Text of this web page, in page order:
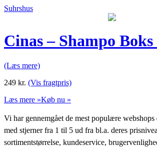
Suhrshus
Cinas – Shampo
(Læs mere)
249 kr. (Vis fragtpris)
Læs mere »Køb nu »
Vi har gennemgået de mest populære webshops
med stjerner fra 1 til 5 ud fra bl.a. deres
sortimentstørrelse, kundeservice,